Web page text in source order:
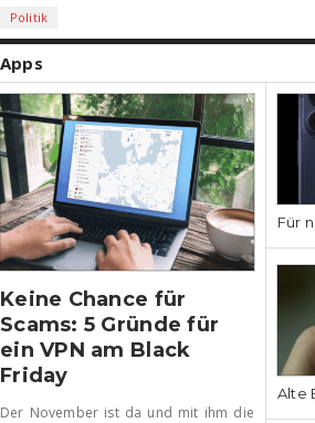
Politik
Apps
Keine Chance für
Scams: 5 Gründe für
ein VPN am Black
Friday
Der November ist da und mit ihm die
Für
Alte